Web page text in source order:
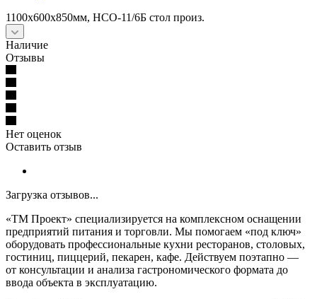
1100х600х850мм, НСО-11/6Б стол произ.
Наличие
Отзывы
Нет оценок
Оставить отзыв
Загрузка отзывов...
«ТМ Проект» специализируется на комплексном оснащении
предприятий питания и торговли. Мы помогаем «под ключ»
оборудовать профессиональные кухни ресторанов, столовых,
гостиниц, пиццерий, пекарен, кафе. Действуем поэтапно —
от консультации и анализа гастрономического формата до
ввода объекта в эксплуатацию.